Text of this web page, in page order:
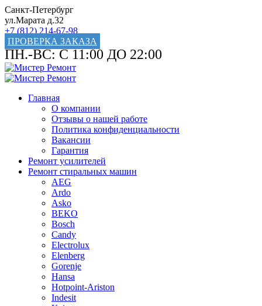
Санкт-Петербург
ул.Марата д.32
+7 (812) 214-67-98
ПРОВЕРКА ЗАКАЗА
ПН.-ВС: С 11:00 ДО 22:00
Главная
О компании
Отзывы о нашей работе
Политика конфиденциальности
Вакансии
Гарантия
Ремонт усилителей
Ремонт стиральных машин
AEG
Ardo
Asko
BEKO
Bosch
Candy
Electrolux
Elenberg
Gorenje
Hansa
Hotpoint-Ariston
Indesit